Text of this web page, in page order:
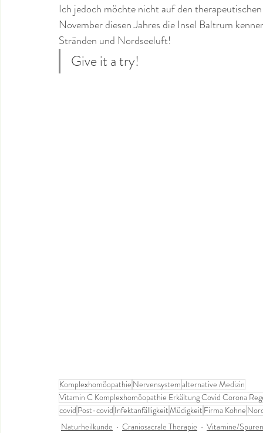
Ich jedoch möchte nicht auf den
November diesen Jahres die Insel Baltrum
Stränden und Nordseeluft!
Give it a try!
Komplexhomöopathie Nervensystemalternative Medizin
Vitamin C Komplexhomöopathie Erkältung Covid Corona
covid Post-covid InfektanfälligkeitMüdigkeit Firma Kohne
Naturheilkunde
Craniosacrale Therapie Vitamine/